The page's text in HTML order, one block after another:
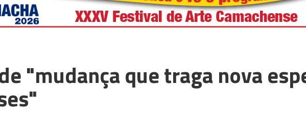
"mudança que traga nova